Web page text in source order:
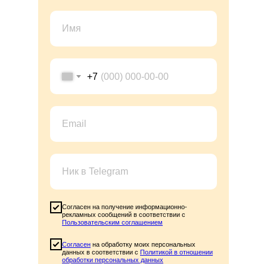
-28%
+7
Согласен на получение информационно-
рекламных сообщений в соответствии с
Пользовательским соглашением
Согласен на обработку моих персональных
данных в соответствии с Политикой в отношении
обработки персональных данных